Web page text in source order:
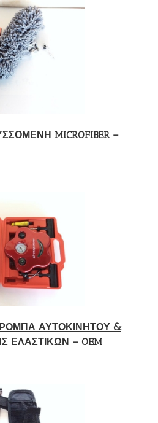
MICROFIBER –
ΑΥΤΟΚΙΝΗΤΟΥ &
ΕΛΑΣΤΙΚΩΝ – OEM